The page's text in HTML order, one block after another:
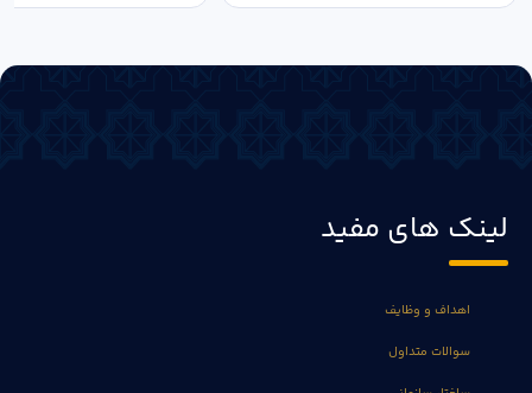
لینک های مفید
اهداف و وظایف
سوالات متداول